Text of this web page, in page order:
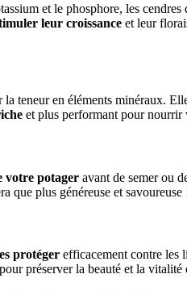
et le phosphore, les cendres
leur croissance et leur
teneur en éléments minéraux.
et plus performant pour nourrir
votre potager avant de semer ou
que plus généreuse et savoureuse
protéger efficacement contre les
préserver la beauté et la vitalité